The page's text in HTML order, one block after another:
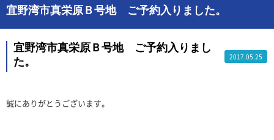
宜野湾市真栄原Ｂ号地 ご予約入りました。
宜野湾市真栄原Ｂ号地 ご予約入りまし
た。
2017.05.25
誠にありがとうございます。